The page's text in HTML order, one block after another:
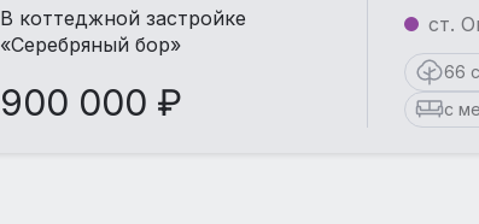
В коттеджной застройке
«Серебряный бор»
900 000 ₽
ст.
66
с